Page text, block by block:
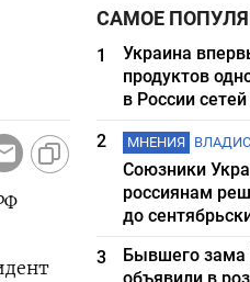
САМОЕ
1
Украина
продуктов
в России
2
МНЕНИЯ
Союзники
россиянам
до
3
Бывшего зама